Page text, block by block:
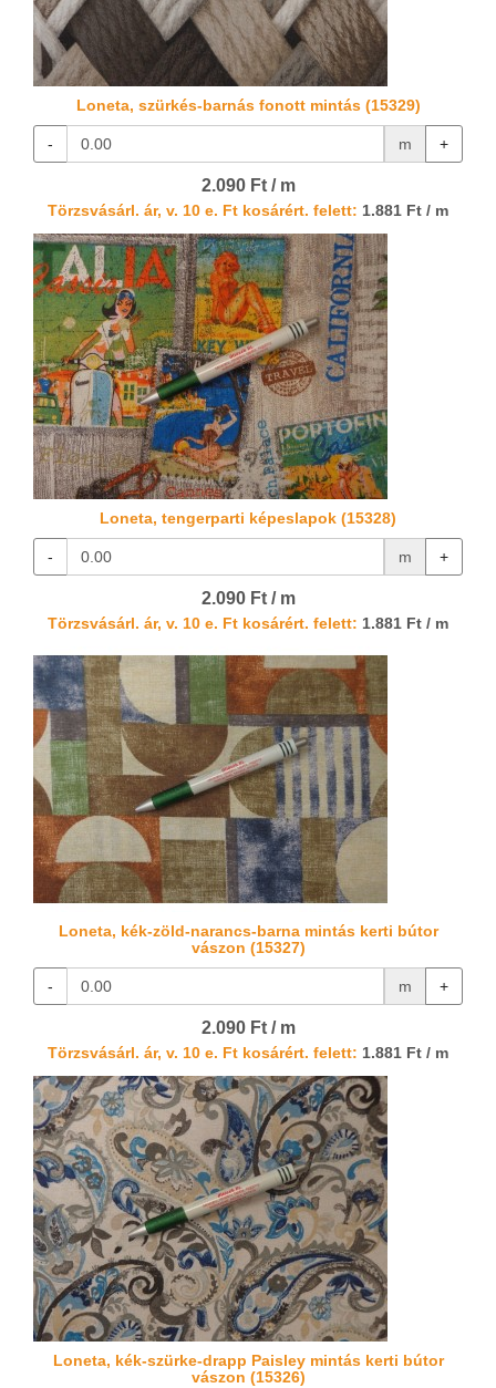
Loneta, szürkés-barnás fonott mintás (15329)
- m +
2.090 Ft / m
Törzsvásárl. ár, v. 10 e. Ft kosárért. felett: 1.881 Ft / m
Loneta, tengerparti képeslapok (15328)
- m +
2.090 Ft / m
Törzsvásárl. ár, v. 10 e. Ft kosárért. felett: 1.881 Ft / m
Loneta, kék-zöld-narancs-barna mintás kerti bútor
vászon (15327)
- m +
2.090 Ft / m
Törzsvásárl. ár, v. 10 e. Ft kosárért. felett: 1.881 Ft / m
Loneta, kék-szürke-drapp Paisley mintás kerti bútor
vászon (15326)